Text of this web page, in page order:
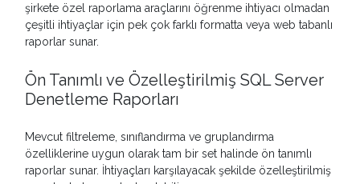
şirkete özel raporlama araçlarını öğrenme ihtiyacı olmadan
çeşitli ihtiyaçlar için pek çok farklı formatta veya web tabanlı
raporlar sunar.
Ön Tanımlı ve Özelleştirilmiş SQL Server
Denetleme Raporları
Mevcut filtreleme, sınıflandırma ve gruplandırma
özelliklerine uygun olarak tam bir set halinde ön tanımlı
raporlar sunar. İhtiyaçları karşılayacak şekilde özelleştirilmiş